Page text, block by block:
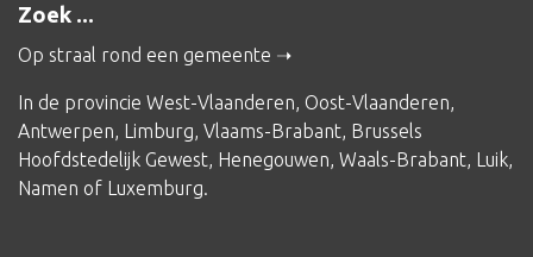
Zoek ...
Op straal rond een gemeente
In de provincie West-Vlaanderen, Oost-Vlaanderen,
Antwerpen, Limburg, Vlaams-Brabant, Brussels
Hoofdstedelijk Gewest, Henegouwen, Waals-Brabant, Luik,
Namen of Luxemburg.